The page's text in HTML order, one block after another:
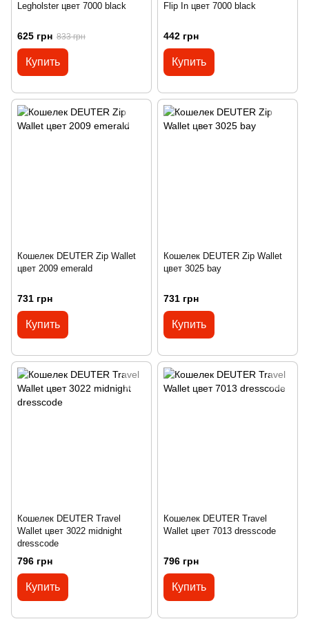
Legholster цвет 7000 black
625 грн 833 грн
Купить
Flip In цвет 7000 black
442 грн
Купить
Кошелек DEUTER Zip Wallet
цвет 2009 emerald
731 грн
Купить
Кошелек DEUTER Zip Wallet
цвет 3025 bay
731 грн
Купить
Кошелек DEUTER Travel
Wallet цвет 3022 midnight
dresscode
796 грн
Купить
Кошелек DEUTER Travel
Wallet цвет 7013 dresscode
796 грн
Купить